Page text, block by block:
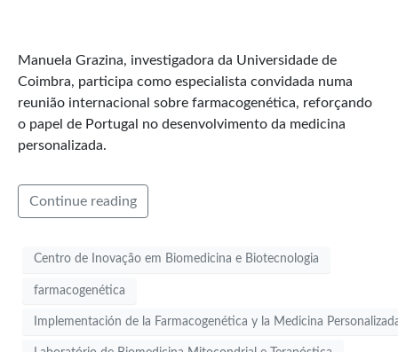
Manuela Grazina, investigadora da Universidade de
Coimbra, participa como especialista convidada numa
reunião internacional sobre farmacogenética, reforçando
o papel de Portugal no desenvolvimento da medicina
personalizada.
Continue reading
Centro de Inovação em Biomedicina e Biotecnologia
farmacogenética
Implementación de la Farmacogenética y la Medicina